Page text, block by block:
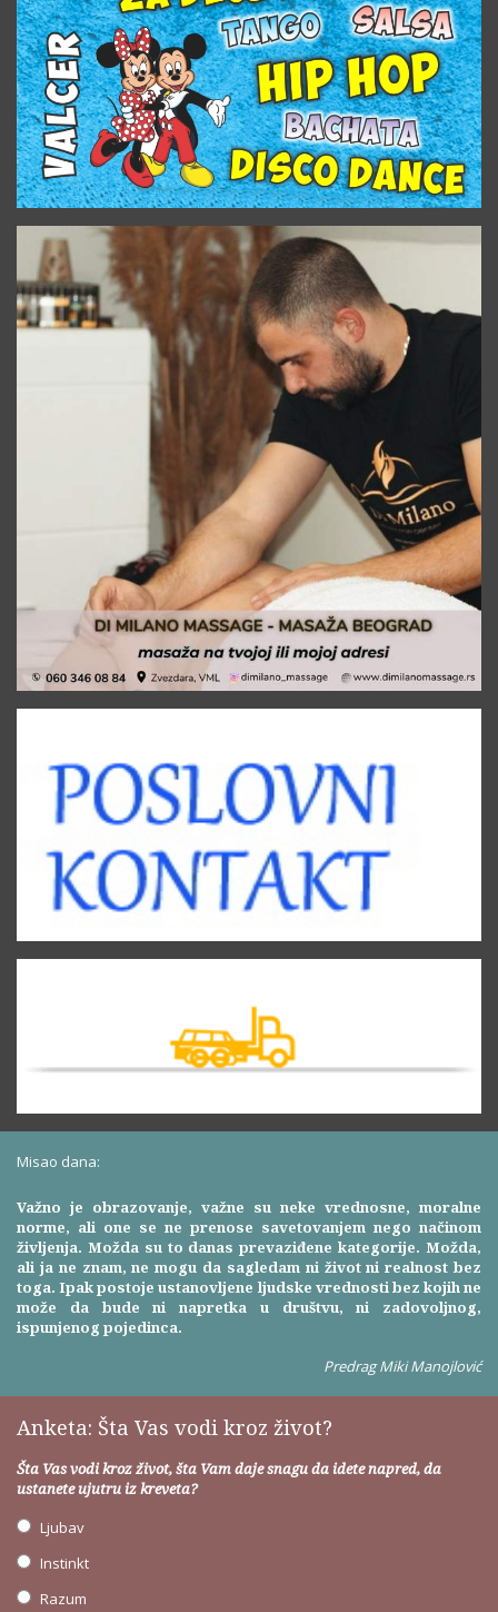
Misao dana:
Važno je obrazovanje, važne su neke vrednosne, moralne
norme, ali one se ne prenose savetovanjem nego načinom
življenja. Možda su to danas prevaziđene kategorije. Možda,
ali ja ne znam, ne mogu da sagledam ni život ni realnost bez
toga. Ipak postoje ustanovljene ljudske vrednosti bez kojih ne
može da bude ni napretka u društvu, ni zadovoljnog,
ispunjenog pojedinca.
Predrag Miki Manojlović
Anketa: Šta Vas vodi kroz život?
Šta Vas vodi kroz život, šta Vam daje snagu da idete napred, da
ustanete ujutru iz kreveta?
Ljubav
Instinkt
Razum